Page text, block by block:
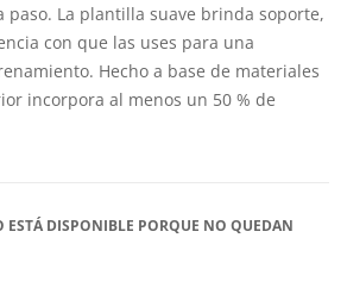
M
paso. La plantilla suave brinda soporte,
con que las uses para una
Hecho a base de materiales
incorpora al menos un 50 % de
ESTÁ DISPONIBLE PORQUE NO QUEDAN